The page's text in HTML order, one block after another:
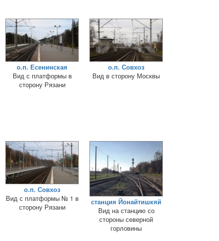
о.п. Есенинская
Вид с платформы в
сторону Рязани
о.п. Совхоз
Вид в сторону Москвы
о.п. Совхоз
Вид с платформы № 1 в
сторону Рязани
станция Йонайтишкяй
Вид на станцию со
стороны северной
горловины